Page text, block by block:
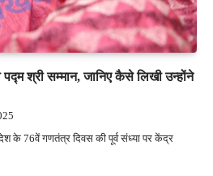
पद्म श्री सम्मान, जानिए कैसे लिखी उन्होंने
के 76वें गणतंत्र दिवस की पूर्व संध्या पर केंद्र